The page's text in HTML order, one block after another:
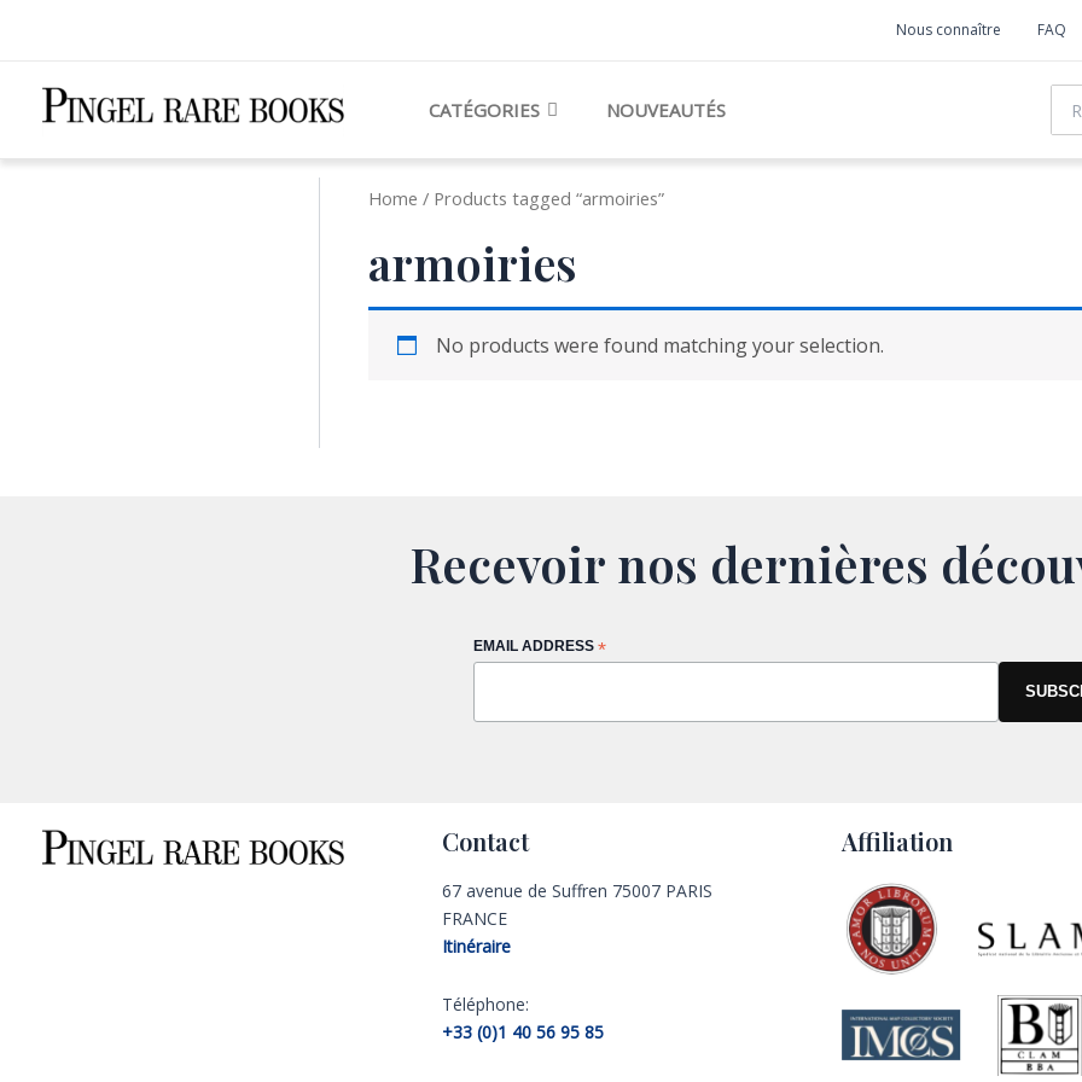
Nous connaître FAQ
CATÉGORIES NOUVEAUTÉS
Home / Products tagged “armoiries”
armoiries
No products were found matching your selection.
Recevoir nos dernières
EMAIL ADDRESS *
Contact
67 avenue de Suffren 75007 PARIS
FRANCE
Itinéraire
Téléphone:
+33 (0)1 40 56 95 85
Affiliation